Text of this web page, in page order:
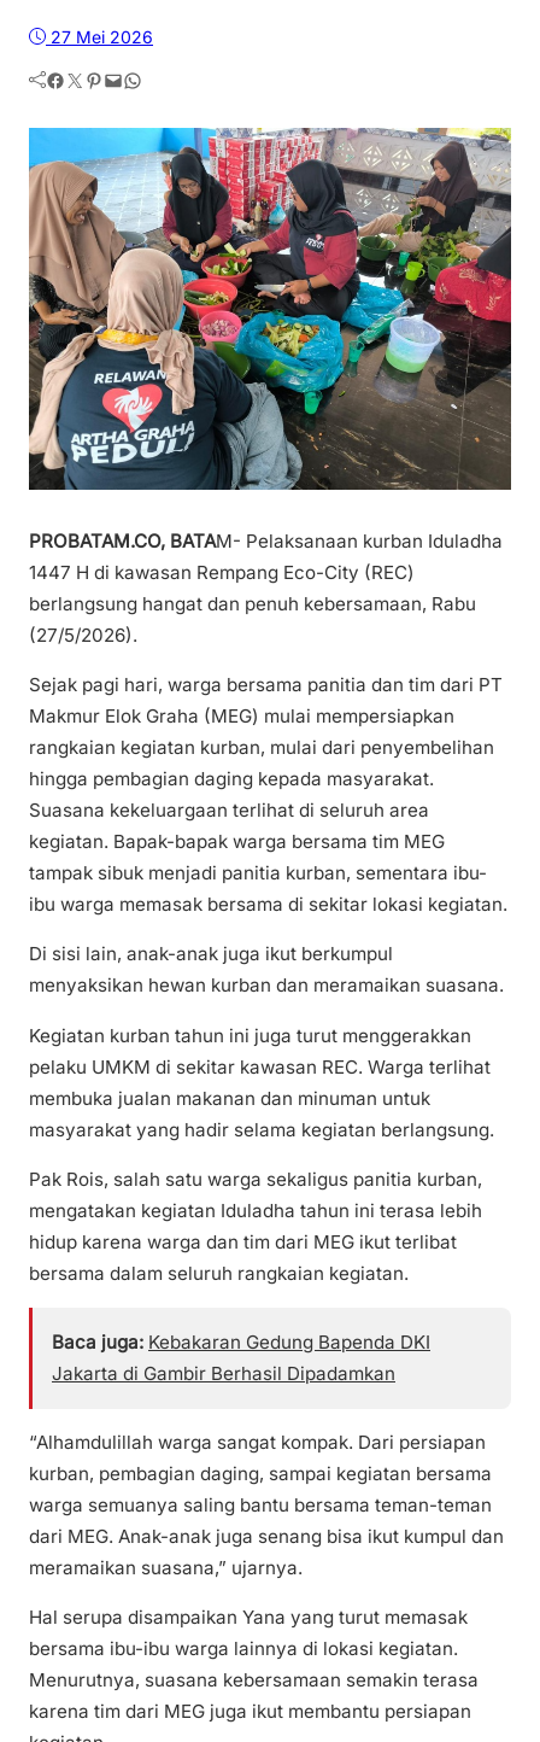
27 Mei 2026
Facebook Twitter Pinterest Mail WhatsApp
PROBATAM.CO, BATAM- Pelaksanaan kurban Iduladha
1447 H di kawasan Rempang Eco-City (REC)
berlangsung hangat dan penuh kebersamaan, Rabu
(27/5/2026).
Sejak pagi hari, warga bersama panitia dan tim dari PT
Makmur Elok Graha (MEG) mulai mempersiapkan
rangkaian kegiatan kurban, mulai dari penyembelihan
hingga pembagian daging kepada masyarakat.
Suasana kekeluargaan terlihat di seluruh area
kegiatan. Bapak-bapak warga bersama tim MEG
tampak sibuk menjadi panitia kurban, sementara ibu-
ibu warga memasak bersama di sekitar lokasi kegiatan.
Di sisi lain, anak-anak juga ikut berkumpul
menyaksikan hewan kurban dan meramaikan suasana.
Kegiatan kurban tahun ini juga turut menggerakkan
pelaku UMKM di sekitar kawasan REC. Warga terlihat
membuka jualan makanan dan minuman untuk
masyarakat yang hadir selama kegiatan berlangsung.
Pak Rois, salah satu warga sekaligus panitia kurban,
mengatakan kegiatan Iduladha tahun ini terasa lebih
hidup karena warga dan tim dari MEG ikut terlibat
bersama dalam seluruh rangkaian kegiatan.
Baca juga: Kebakaran Gedung Bapenda DKI
Jakarta di Gambir Berhasil Dipadamkan
“Alhamdulillah warga sangat kompak. Dari persiapan
kurban, pembagian daging, sampai kegiatan bersama
warga semuanya saling bantu bersama teman-teman
dari MEG. Anak-anak juga senang bisa ikut kumpul dan
meramaikan suasana,” ujarnya.
Hal serupa disampaikan Yana yang turut memasak
bersama ibu-ibu warga lainnya di lokasi kegiatan.
Menurutnya, suasana kebersamaan semakin terasa
karena tim dari MEG juga ikut membantu persiapan